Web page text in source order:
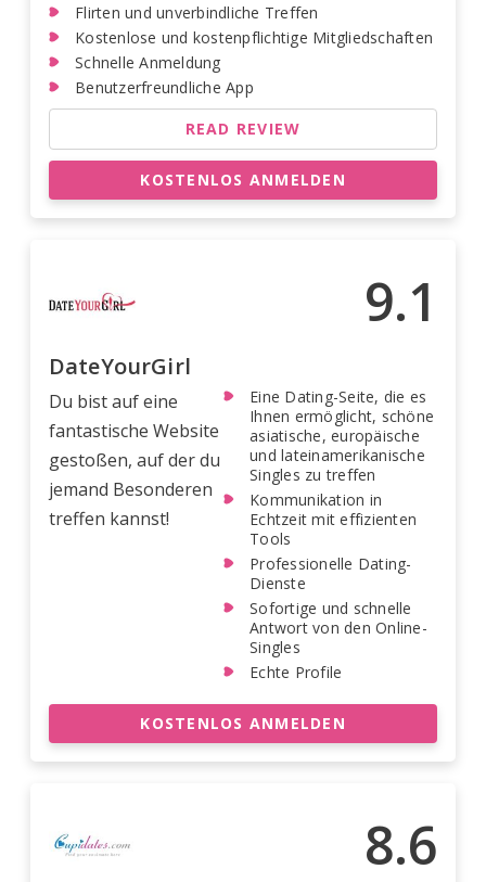
Flirten und unverbindliche Treffen
Kostenlose und kostenpflichtige Mitgliedschaften
Schnelle Anmeldung
Benutzerfreundliche App
READ REVIEW
KOSTENLOS ANMELDEN
9.1
DateYourGirl
Du bist auf eine
fantastische Website
gestoßen, auf der du
jemand Besonderen
treffen kannst!
Eine Dating-Seite, die es
Ihnen ermöglicht, schöne
asiatische, europäische
und lateinamerikanische
Singles zu treffen
Kommunikation in
Echtzeit mit effizienten
Tools
Professionelle Dating-
Dienste
Sofortige und schnelle
Antwort von den Online-
Singles
Echte Profile
KOSTENLOS ANMELDEN
8.6